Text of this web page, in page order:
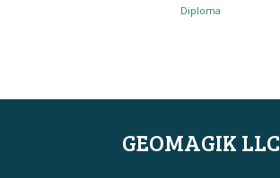
Diploma
GEOMAGIK LLC